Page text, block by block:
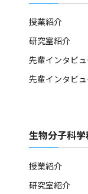
授業紹介
研究室紹介
先輩インタビ
先輩インタビ
生物分子科
授業紹介
研究室紹介